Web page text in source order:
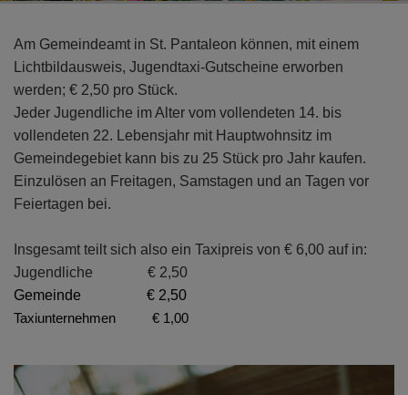
Am Gemeindeamt in St. Pantaleon können, mit einem
Lichtbildausweis, Jugendtaxi-Gutscheine erworben
werden; € 2,50 pro Stück.
Jeder Jugendliche im Alter vom vollendeten 14. bis
vollendeten 22. Lebensjahr mit Hauptwohnsitz im
Gemeindegebiet kann bis zu 25 Stück pro Jahr kaufen.
Einzulösen an Freitagen, Samstagen und an Tagen vor
Feiertagen bei.
Insgesamt teilt sich also ein Taxipreis von € 6,00 auf in:
Jugendliche
€ 2,50
Gemeinde
€ 2,50
Taxiunternehmen € 1,00